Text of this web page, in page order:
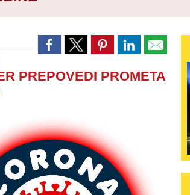
PREPOVEDI PROMETA